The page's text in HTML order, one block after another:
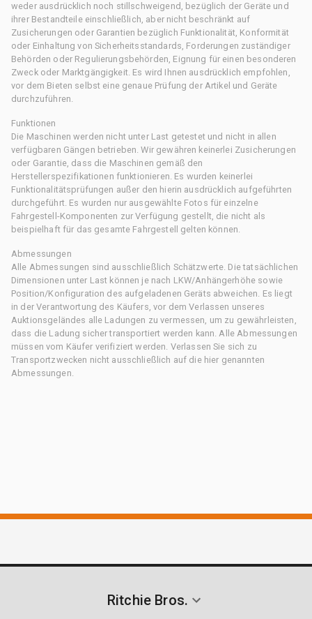
weder ausdrücklich noch stillschweigend, bezüglich der Geräte und
ihrer Bestandteile einschließlich, aber nicht beschränkt auf
Zusicherungen oder Garantien bezüglich Funktionalität, Konformität
oder Einhaltung von Sicherheitsstandards, Forderungen zuständiger
Behörden oder Regulierungsbehörden, Eignung für einen besonderen
Zweck oder Marktgängigkeit. Es wird Ihnen ausdrücklich empfohlen,
vor dem Bieten selbst eine genaue Prüfung der Artikel und Geräte
durchzuführen.
Funktionen
Die Maschinen werden nicht unter Last getestet und nicht in allen
verfügbaren Gängen betrieben. Wir gewähren keinerlei Zusicherungen
oder Garantie, dass die Maschinen gemäß den
Herstellerspezifikationen funktionieren. Es wurden keinerlei
Funktionalitätsprüfungen außer den hierin ausdrücklich aufgeführten
durchgeführt. Es wurden nur ausgewählte Fotos für einzelne
Fahrgestell-Komponenten zur Verfügung gestellt, die nicht als
beispielhaft für das gesamte Fahrgestell gelten können.
Abmessungen
Alle Abmessungen sind ausschließlich Schätzwerte. Die tatsächlichen
Dimensionen unter Last können je nach LKW/Anhängerhöhe sowie
Position/Konfiguration des aufgeladenen Geräts abweichen. Es liegt
in der Verantwortung des Käufers, vor dem Verlassen unseres
Auktionsgeländes alle Ladungen zu vermessen, um zu gewährleisten,
dass die Ladung sicher transportiert werden kann. Alle Abmessungen
müssen vom Käufer verifiziert werden. Verlassen Sie sich zu
Transportzwecken nicht ausschließlich auf die hier genannten
Abmessungen.
Ritchie Bros.